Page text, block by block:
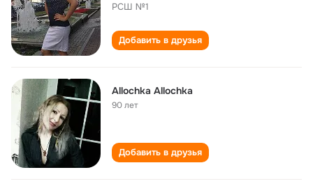
РСШ №1
Добавить в друзья
Allochka Allochka
90 лет
Добавить в друзья